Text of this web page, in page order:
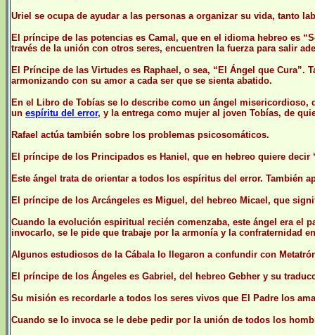
Uriel se ocupa de ayudar a las personas a organizar su vida, tanto
El príncipe de las potencias es Camal, que en el idioma hebreo es
través de la unión con otros seres, encuentren la fuerza para salir
El Príncipe de las Virtudes es Raphael, o sea, “El Ángel que Cura”.
armonizando con su amor a cada ser que se sienta abatido.
En el Libro de Tobías se lo describe como un ángel
un espíritu del error, y la entrega como mujer al joven Tobías, de
Rafael actúa también sobre los problemas psicosomáticos.
El príncipe de los Principados es Haniel, que en hebreo quiere decir
Este ángel trata de orientar a todos los espíritus del error. También
El príncipe de los Arcángeles es Miguel, del hebreo Micael, que
Cuando la evolución espiritual recién comenzaba, este ángel era el
invocarlo, se le pide que trabaje por la armonía y la confraternidad
Algunos estudiosos de la Cábala lo llegaron a confundir con
El príncipe de los Ángeles es Gabriel, del hebreo Gebher y su
Su misión es recordarle a todos los seres vivos que El Padre los
Cuando se lo invoca se le debe pedir por la unión de todos los